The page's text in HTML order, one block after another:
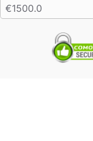
€1500.0